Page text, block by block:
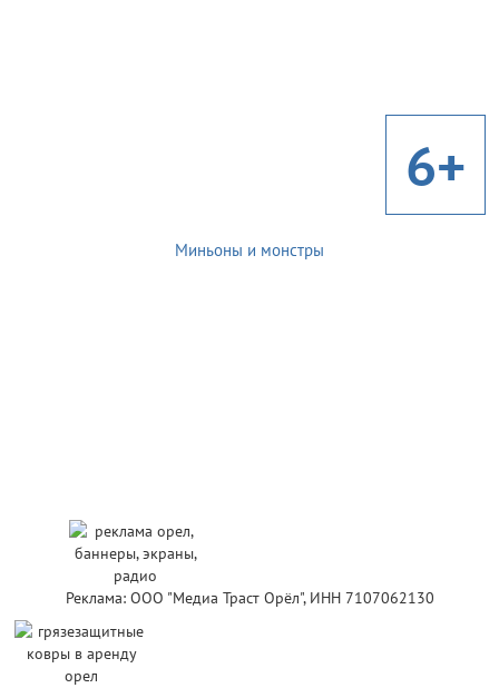
6+
Миньоны и монстры
Реклама: ООО "Медиа Траст Орёл", ИНН 7107062130